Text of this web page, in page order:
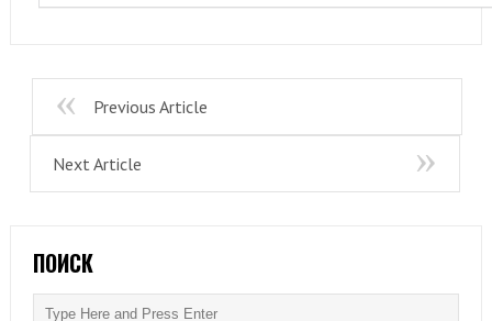
Previous Article
Next Article
ПОИСК